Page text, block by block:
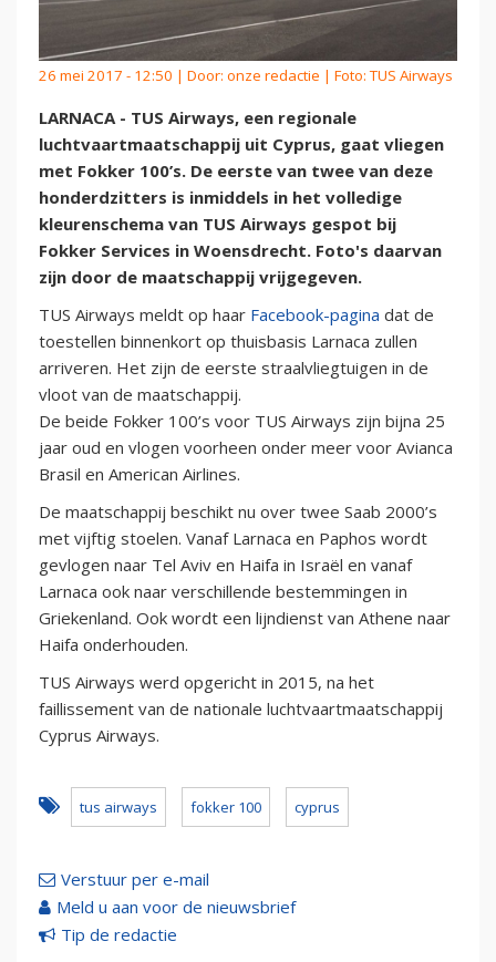
26 mei 2017 - 12:50 | Door: onze redactie | Foto: TUS Airways
LARNACA - TUS Airways, een regionale
luchtvaartmaatschappij uit Cyprus, gaat vliegen
met Fokker 100’s. De eerste van twee van deze
honderdzitters is inmiddels in het volledige
kleurenschema van TUS Airways gespot bij
Fokker Services in Woensdrecht. Foto's daarvan
zijn door de maatschappij vrijgegeven.
TUS Airways meldt op haar Facebook-pagina dat de
toestellen binnenkort op thuisbasis Larnaca zullen
arriveren. Het zijn de eerste straalvliegtuigen in de
vloot van de maatschappij.
De beide Fokker 100’s voor TUS Airways zijn bijna 25
jaar oud en vlogen voorheen onder meer voor Avianca
Brasil en American Airlines.
De maatschappij beschikt nu over twee Saab 2000’s
met vijftig stoelen. Vanaf Larnaca en Paphos wordt
gevlogen naar Tel Aviv en Haifa in Israël en vanaf
Larnaca ook naar verschillende bestemmingen in
Griekenland. Ook wordt een lijndienst van Athene naar
Haifa onderhouden.
TUS Airways werd opgericht in 2015, na het
faillissement van de nationale luchtvaartmaatschappij
Cyprus Airways.
tus airways fokker 100 cyprus
Verstuur per e-mail
Meld u aan voor de nieuwsbrief
Tip de redactie